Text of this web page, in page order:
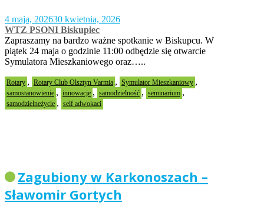
4 maja, 202630 kwietnia, 2026
WTZ PSONI Biskupiec
Zapraszamy na bardzo ważne spotkanie w Biskupcu. W
piątek 24 maja o godzinie 11:00 odbędzie się otwarcie
Symulatora Mieszkaniowego oraz…..
Rotary , Rotary Club Olsztyn Varmia , Symulator Mieszkaniowy ,
samostanowienie , innowacje , samodzielność , seminarium ,
samodzielneżycie , self adwokaci
Zagubiony w Karkonoszach –
Sławomir Gortych